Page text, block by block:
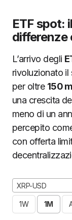
ETF spot:
differenze
L’arrivo degli
rivoluzionato il
per oltre 150
una crescita
meno di un
percepito
con offerta
XRP-USD